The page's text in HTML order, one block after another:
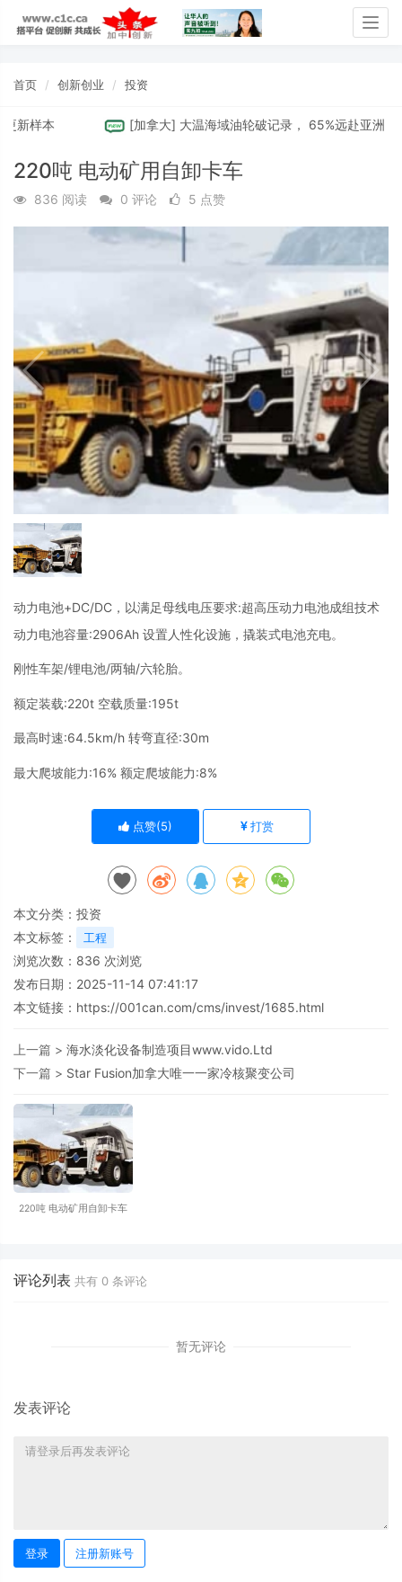
首页 创新创业 投资
新样本 [加拿大] 大温海域油轮破记录， 65%远赴亚洲，
220吨 电动矿用自卸卡车
836 阅读 0 评论 5 点赞
动力电池+DC/DC，以满足母线电压要求:超高压动力电池成组技术
动力电池容量:2906Ah 设置人性化设施，撬装式电池充电。
刚性车架/锂电池/两轴/六轮胎。
额定装载:220t 空载质量:195t
最高时速:64.5km/h 转弯直径:30m
最大爬坡能力:16% 额定爬坡能力:8%
点赞(5) 打赏
本文分类： 投资
本文标签：
工程
浏览次数： 836 次浏览
发布日期：2025-11-14 07:41:17
本文链接： https://001can.com/cms/invest/1685.html
上一篇 > 海水淡化设备制造项目www.vido.Ltd
下一篇 > Star Fusion加拿大唯一一家冷核聚变公司
220吨 电动矿用自卸卡车
评论列表 共有 0 条评论
暂无评论
发表评论
登录 注册新账号